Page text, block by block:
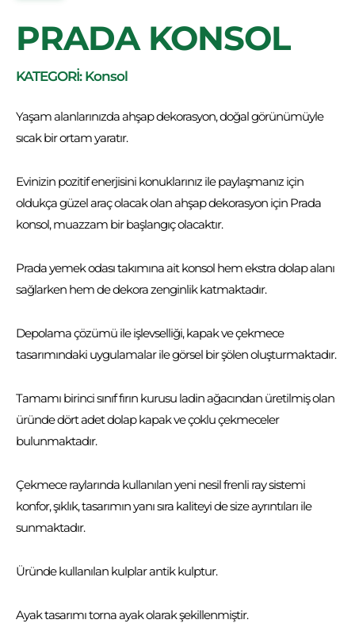
PRADA KONSOL
KATEGORİ: Konsol
Yaşam alanlarınızda ahşap dekorasyon, doğal görünümüyle
sıcak bir ortam yaratır.
Evinizin pozitif enerjisini konuklarınız ile paylaşmanız için
oldukça güzel araç olacak olan ahşap dekorasyon için Prada
konsol, muazzam bir başlangıç olacaktır.
Prada yemek odası takımına ait konsol hem ekstra dolap alanı
sağlarken hem de dekora zenginlik katmaktadır.
Depolama çözümü ile işlevselliği, kapak ve çekmece
tasarımındaki uygulamalar ile görsel bir şölen oluşturmaktadır.
Tamamı birinci sınıf fırın kurusu ladin ağacından üretilmiş olan
üründe dört adet dolap kapak ve çoklu çekmeceler
bulunmaktadır.
Çekmece raylarında kullanılan yeni nesil frenli ray sistemi
konfor, şıklık, tasarımın yanı sıra kaliteyi de size ayrıntıları ile
sunmaktadır.
Üründe kullanılan kulplar antik kulptur.
Ayak tasarımı torna ayak olarak şekillenmiştir.